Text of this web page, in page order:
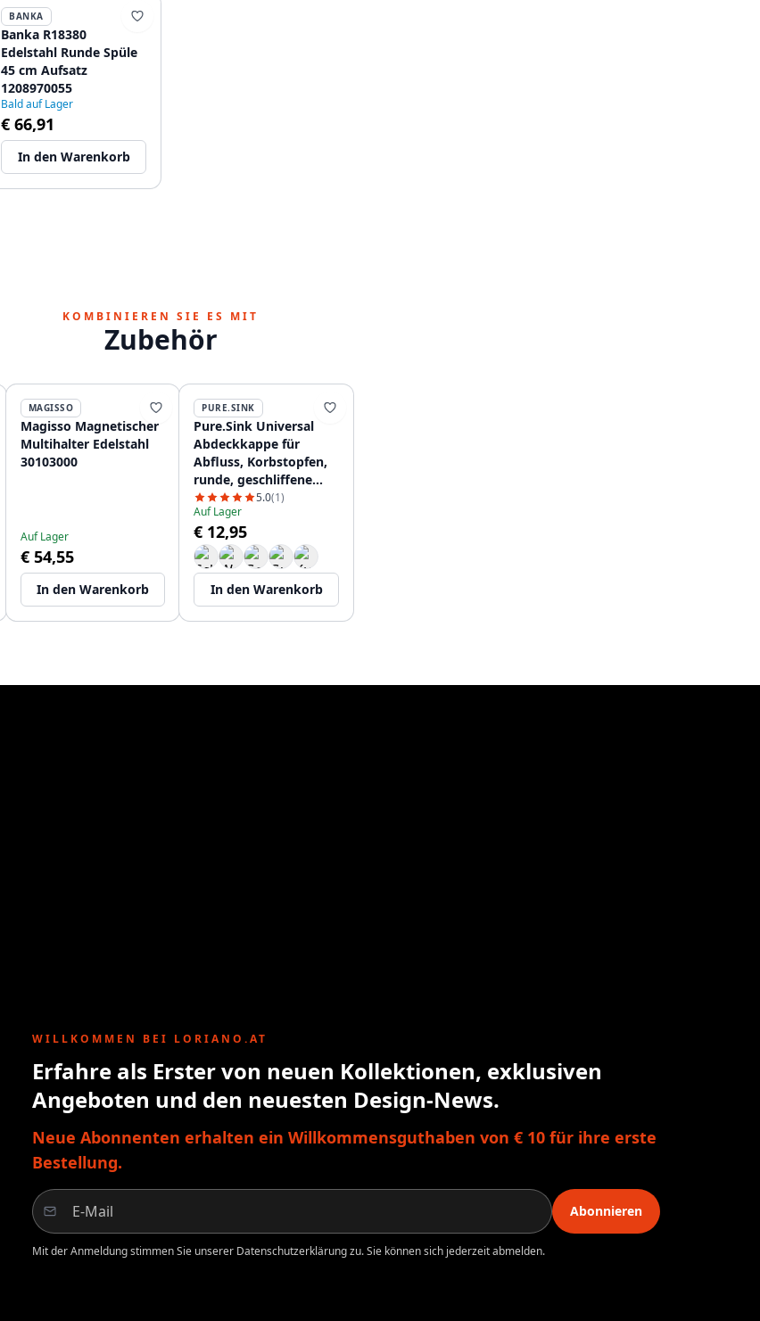
BANKA
Banka R18380
Edelstahl Runde Spüle
45 cm Aufsatz
1208970055
Bald auf Lager
€ 66,91
In den Warenkorb
KOMBINIEREN SIE ES MIT
Zubehör
MAGISSO
Magisso Magnetischer
Multihalter Edelstahl
30103000
Auf Lager
€ 54,55
In den Warenkorb
PURE.SINK
Pure.Sink Universal
Abdeckkappe für
Abfluss, Korbstopfen,
runde, geschliffene
Edelstahlkappe für
Abfluss WSTCOV-02
5.0(1)
Auf Lager
€ 12,95
In den Warenkorb
WILLKOMMEN BEI LORIANO.AT
Erfahre als Erster von neuen Kollektionen, exklusiven
Angeboten und den neuesten Design-News.
Neue Abonnenten erhalten ein Willkommensguthaben von € 10 für ihre erste
Bestellung.
Abonnieren
Mit der Anmeldung stimmen Sie unserer Datenschutzerklärung zu. Sie können sich jederzeit abmelden.